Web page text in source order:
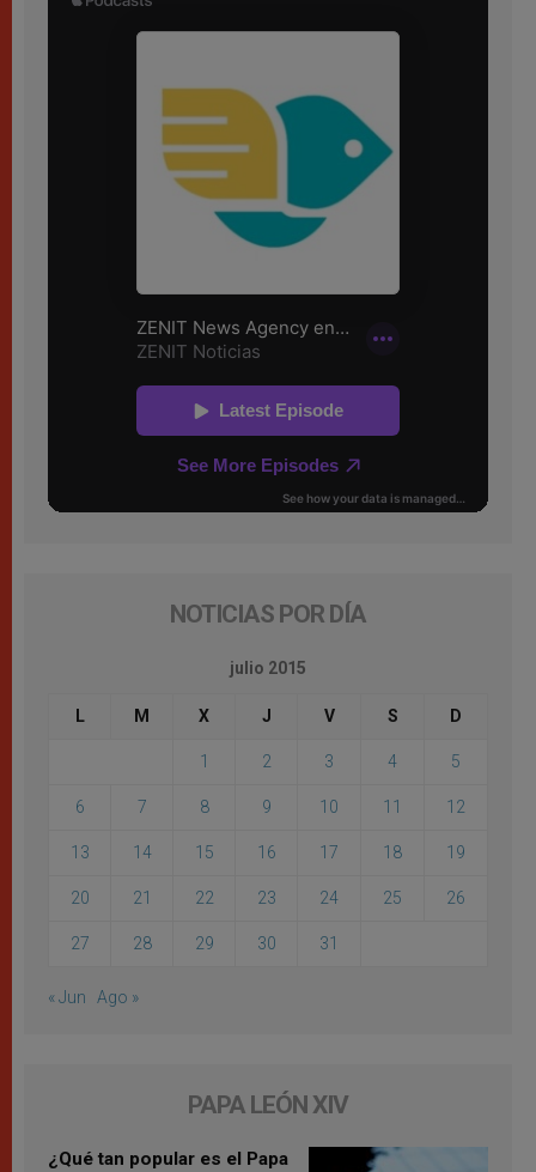
NOTICIAS POR DÍA
julio 2015
L M X J V S D
1 2 3 4 5
6 7 8 9 10 11 12
13 14 15 16 17 18 19
20 21 22 23 24 25 26
27 28 29 30 31
« Jun Ago »
PAPA LEÓN XIV
¿Qué tan popular es el Papa